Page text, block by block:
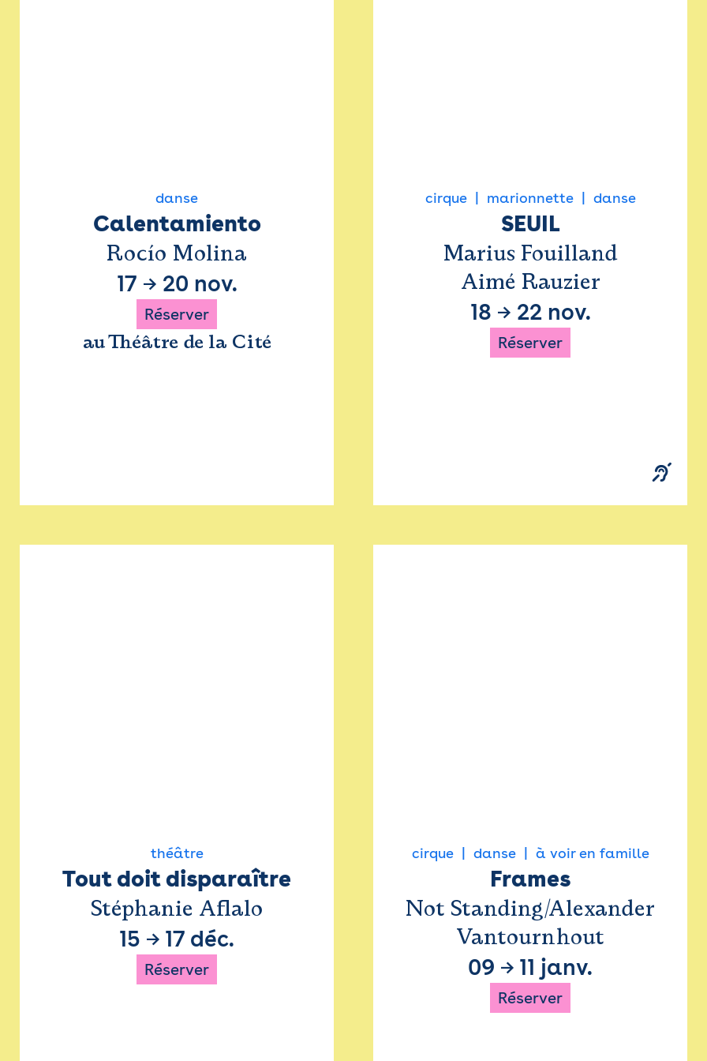
danse
Calentamiento
Rocío Molina
17 → 20 nov.
Réserver
au Théâtre de la Cité
cirque marionnette danse
SEUIL
Marius Fouilland
Aimé Rauzier
18 → 22 nov.
Réserver
théâtre
Tout doit disparaître
Stéphanie Aflalo
15 → 17 déc.
Réserver
cirque danse à voir en famille
Frames
Not Standing/Alexander
Vantournhout
09 → 11 janv.
Réserver